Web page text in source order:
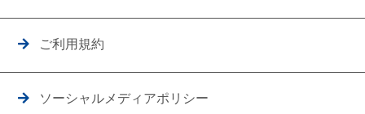
ご利用規約
ソーシャルメディアポリシー